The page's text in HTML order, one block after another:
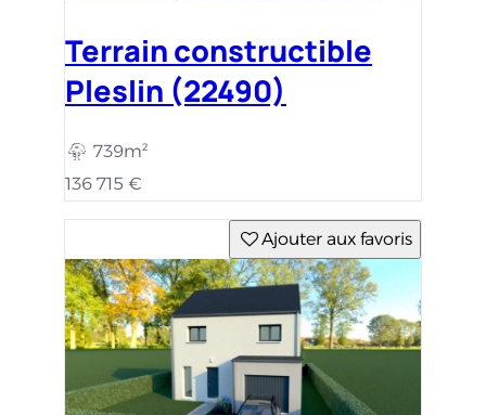
Terrain constructible
Pleslin (22490)
739m²
136 715 €
Ajouter aux favoris